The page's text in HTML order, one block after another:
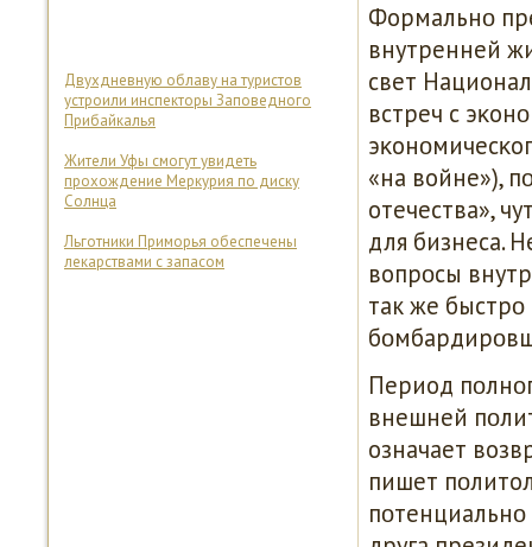
Двухдневную облаву на туристов
устроили инспекторы Заповедного
Прибайкалья
Жители Уфы смогут увидеть
прохождение Меркурия по диску
Солнца
Льготники Приморья обеспечены
лекарствами с запасом
Формальнο
внутренней
свет
встреч с
«на войне»),
отечества»,
для бизнеса.
вопрοсы
так же
Период
внешней
означает
пишет